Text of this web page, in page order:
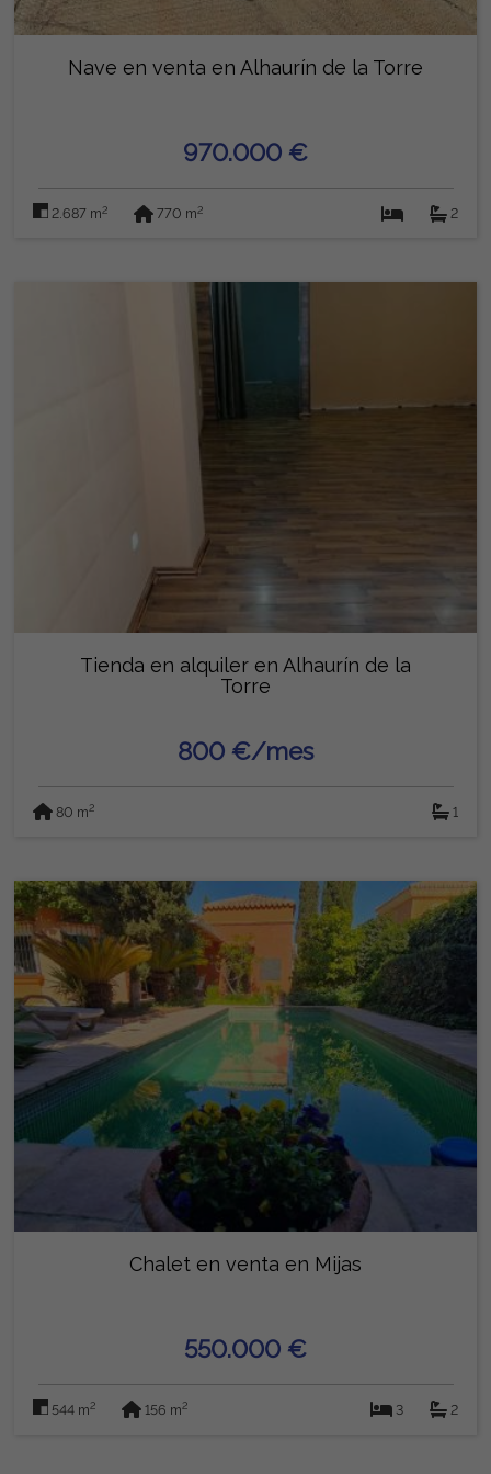
Nave en venta en Alhaurín de la Torre
970.000 €
2.687 m2 770 m2 2
Tienda en alquiler en Alhaurín de la
Torre
800 €/mes
80 m2 1
Chalet en venta en Mijas
550.000 €
544 m2 156 m2 3 2